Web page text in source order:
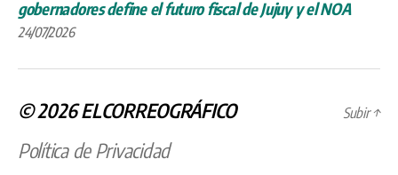
gobernadores define el futuro fiscal de Jujuy y el NOA
24/07/2026
© 2026ELCORREOGRÁFICO
Política de Privacidad
Subir↑